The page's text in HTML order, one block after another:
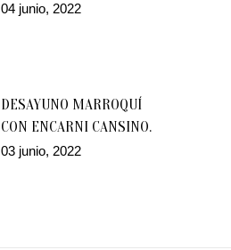
04 junio, 2022
DESAYUNO MARROQUÍ
CON ENCARNI CANSINO.
03 junio, 2022